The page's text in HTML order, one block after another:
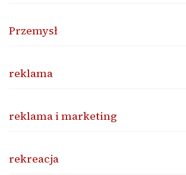
Przemysł
reklama
reklama i marketing
rekreacja